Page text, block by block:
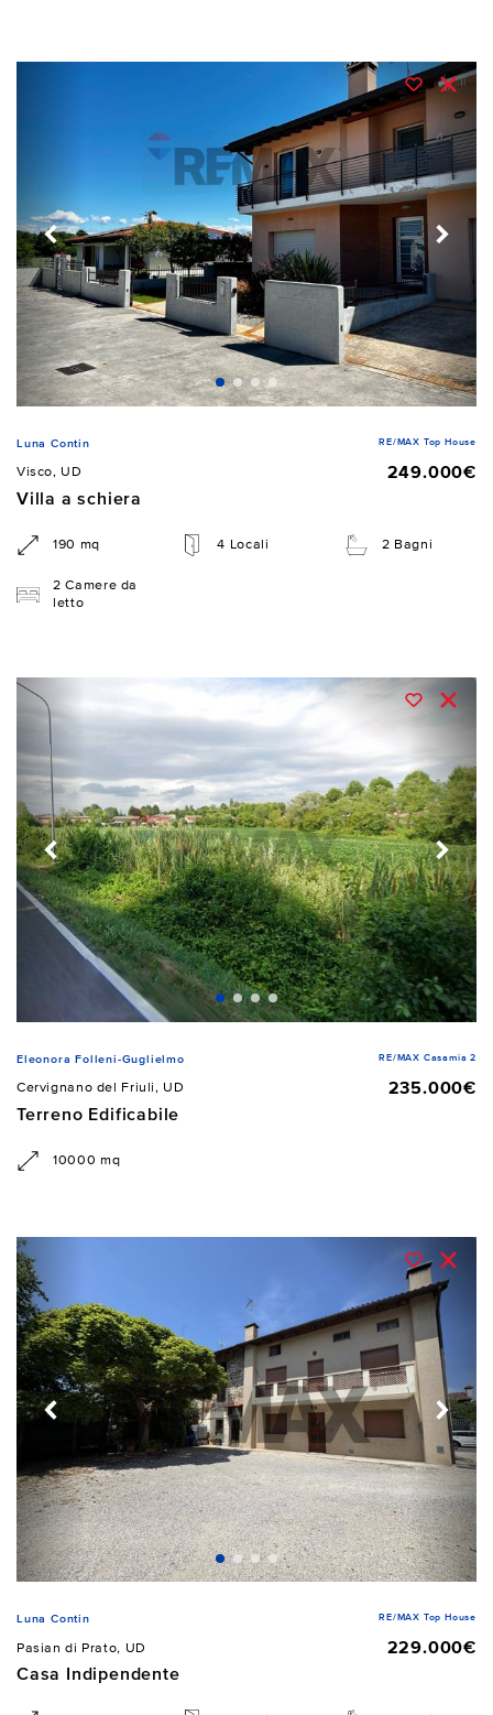
Luna Contin RE/MAX Top House
Visco, UD
249.000€
Villa a schiera
190 mq 4 Locali 2 Bagni
2 Camere da
letto
Eleonora Folleni-Guglielmo RE/MAX Casamia 2
Cervignano del Friuli, UD
235.000€
Terreno Edificabile
10000 mq
Luna Contin RE/MAX Top House
Pasian di Prato, UD
229.000€
Casa Indipendente